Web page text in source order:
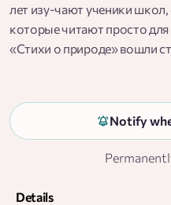
лет изу-чают ученики школ,
которые читают просто
«Стихи о природе» вошли
других. Многие
программу, в книге они
школьного возраста.
Notify
Details